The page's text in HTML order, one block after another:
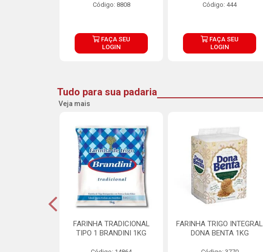
Código: 8808
FAÇA SEU
LOGIN
Código: 444
FAÇA SEU
LOGIN
Tudo para sua padaria
Veja mais
FARINHA TRADICIONAL
TIPO 1 BRANDINI 1KG
FARINHA TRIGO INTEGRAL
DONA BENTA 1KG